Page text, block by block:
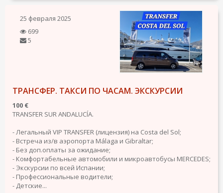
25 февраля 2025
699
5
ТРАНСФЕР. ТАКСИ ПО ЧАСАМ. ЭКСКУРСИИ
100 €
TRANSFER SUR ANDALUCÍA.
- Легальный VIP TRANSFER (лицензия) на Costa del Sol;
- Встреча из/в аэропорта Málaga и Gibraltar;
- Без доп.оплаты за ожидание;
- Комфортабельные автомобили и микроавтобусы MERCEDES;
- Экскурсии по всей Испании;
- Профессиональные водители;
- Детские...